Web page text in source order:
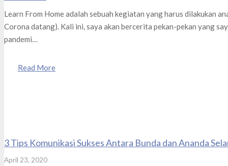
Learn From Home adalah sebuah kegiatan yang harus dilakukan
Corona datang). Kali ini, saya akan bercerita pekan-pekan yang
pandemi…
Read More
3 Tips Komunikasi Sukses Antara Bunda dan Ananda
April 23, 2020